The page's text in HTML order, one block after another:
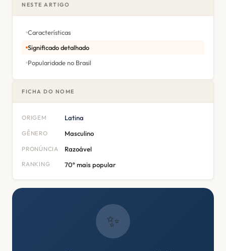
NESTE ARTIGO
Características
Significado detalhado
Popularidade no Brasil
FICHA DO NOME
ORIGEM Latina
GÊNERO Masculino
PRONÚNCIA Razoável
RANKING 70º mais popular
✨